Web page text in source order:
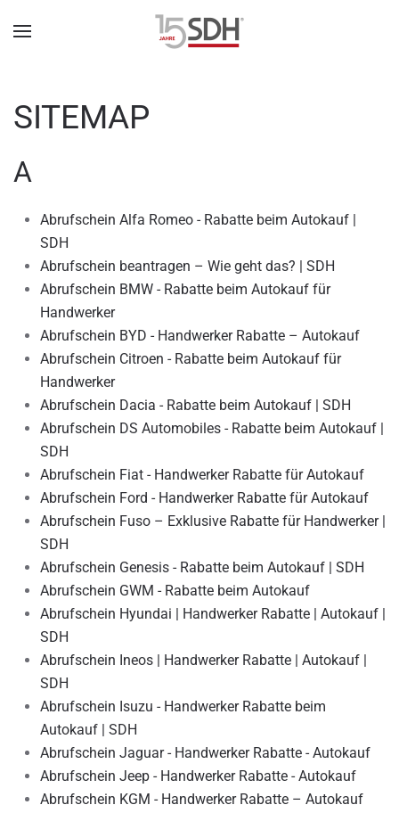
SITEMAP
A
Abrufschein Alfa Romeo - Rabatte beim Autokauf |
SDH
Abrufschein beantragen – Wie geht das? | SDH
Abrufschein BMW - Rabatte beim Autokauf für
Handwerker
Abrufschein BYD - Handwerker Rabatte – Autokauf
Abrufschein Citroen - Rabatte beim Autokauf für
Handwerker
Abrufschein Dacia - Rabatte beim Autokauf | SDH
Abrufschein DS Automobiles - Rabatte beim Autokauf |
SDH
Abrufschein Fiat - Handwerker Rabatte für Autokauf
Abrufschein Ford - Handwerker Rabatte für Autokauf
Abrufschein Fuso – Exklusive Rabatte für Handwerker |
SDH
Abrufschein Genesis - Rabatte beim Autokauf | SDH
Abrufschein GWM - Rabatte beim Autokauf
Abrufschein Hyundai | Handwerker Rabatte | Autokauf |
SDH
Abrufschein Ineos | Handwerker Rabatte | Autokauf |
SDH
Abrufschein Isuzu - Handwerker Rabatte beim
Autokauf | SDH
Abrufschein Jaguar - Handwerker Rabatte - Autokauf
Abrufschein Jeep - Handwerker Rabatte - Autokauf
Abrufschein KGM - Handwerker Rabatte – Autokauf